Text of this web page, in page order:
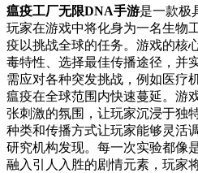
瘟疫工厂无限DNA手游是一款极
玩家在游戏中将化身为一名生物
疫以挑战全球的任务。游戏的核
毒特性、选择最佳传播途径，并
需应对各种突发挑战，例如医疗
瘟疫在全球范围内快速蔓延。游
张刺激的氛围，让玩家沉浸于独
种类和传播方式让玩家能够灵活
研究机构发现。每一次实验都像
融入引人入胜的剧情元素，玩家